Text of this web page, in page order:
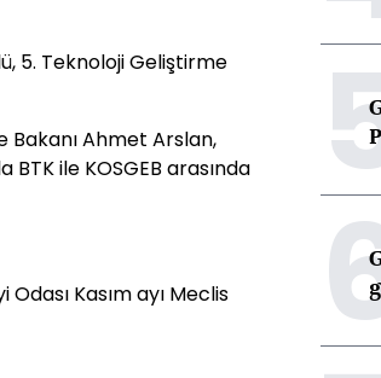
5. Teknoloji Geliştirme
Bakanı Ahmet Arslan,
ile KOSGEB arasında
Kasım ayı Meclis